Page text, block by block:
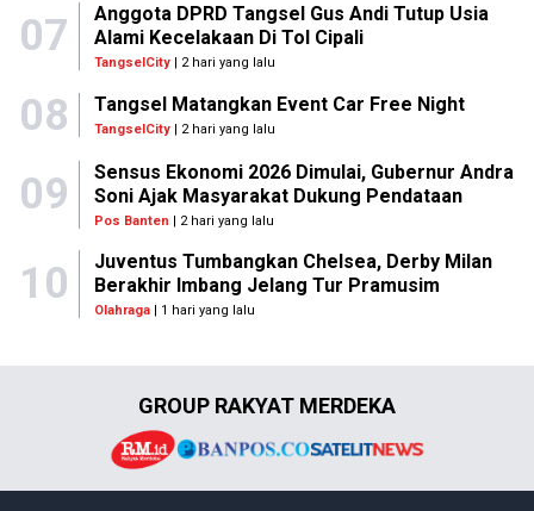
07
Anggota DPRD Tangsel Gus Andi Tutup Usia
Alami Kecelakaan Di Tol Cipali
TangselCity| 2 hari yang lalu
08 Tangsel Matangkan Event Car Free Night
TangselCity | 2 hari yang lalu
09
Sensus Ekonomi 2026 Dimulai, Gubernur Andra
Soni Ajak Masyarakat Dukung Pendataan
Pos Banten | 2 hari yang lalu
10
Juventus Tumbangkan Chelsea, Derby Milan
Berakhir Imbang Jelang Tur Pramusim
Olahraga| 1 hari yang lalu
GROUP RAKYAT MERDEKA